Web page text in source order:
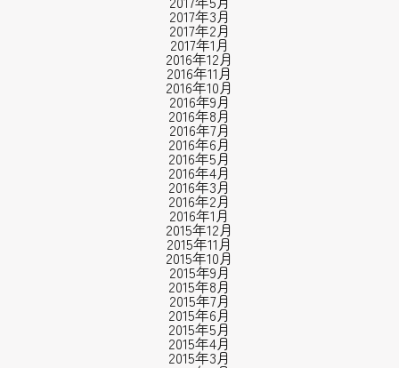
2017年3月
2017年2月
2017年1月
2016年12月
2016年11月
2016年10月
2016年9月
2016年8月
2016年7月
2016年6月
2016年5月
2016年4月
2016年3月
2016年2月
2016年1月
2015年12月
2015年11月
2015年10月
2015年9月
2015年8月
2015年7月
2015年6月
2015年5月
2015年4月
2015年3月